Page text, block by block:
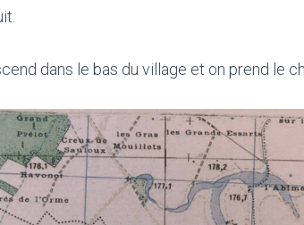
dans le bas du village et on prend le